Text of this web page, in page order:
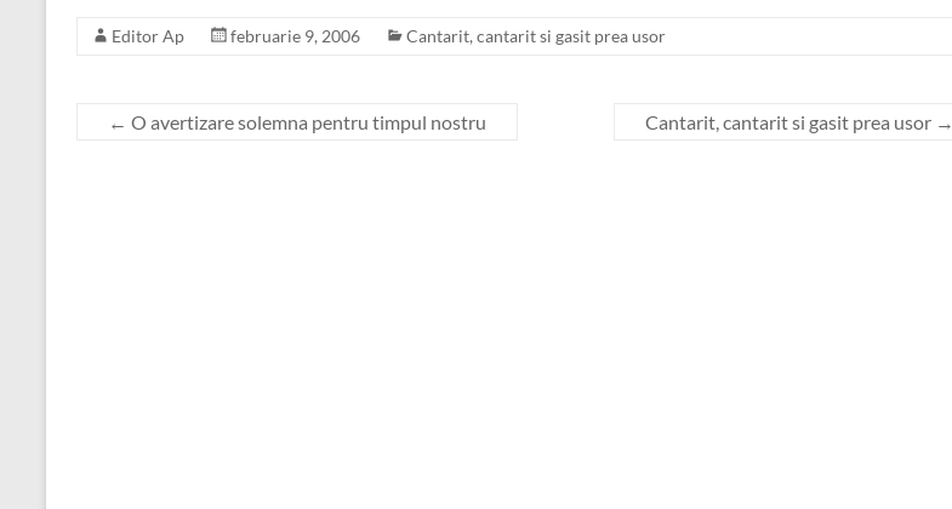
Editor Ap februarie 9, 2006 Cantarit, cantarit si gasit prea usor
← O avertizare solemna pentru timpul nostru Cantarit, cantarit si gasit prea usor →